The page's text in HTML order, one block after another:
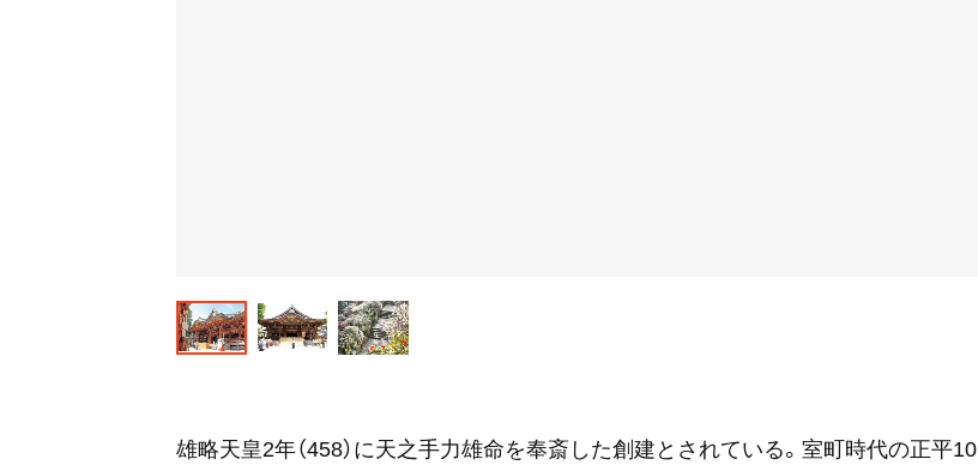
雄略天皇2年（458）に天之手力雄命を奉斎した創建とされている。室町時代の正平10